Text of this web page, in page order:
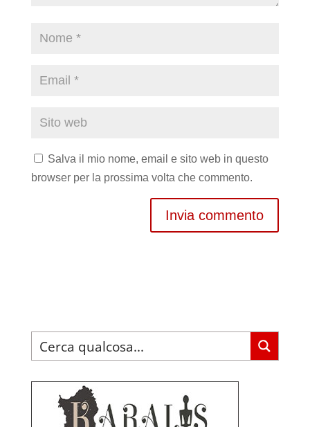
Salva il mio nome, email e sito web in questo
browser per la prossima volta che commento.